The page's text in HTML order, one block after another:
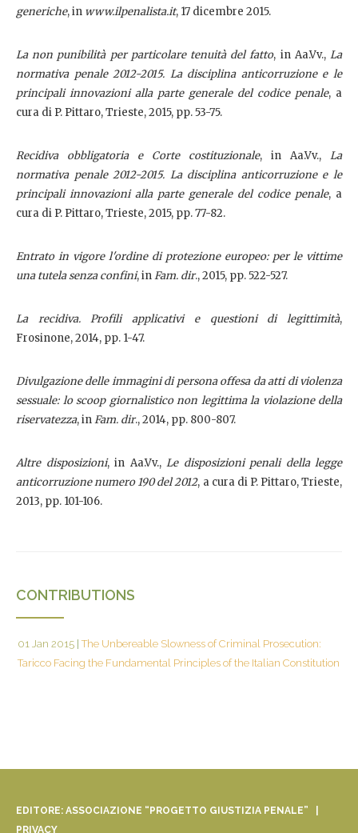
generiche, in www.ilpenalista.it, 17 dicembre 2015.
La non punibilità per particolare tenuità del fatto, in Aa.Vv.,La
normativa penale 2012-2015. La disciplina anticorruzione e le
principali innovazioni alla parte generale del codice penale, a
cura di P. Pittaro, Trieste, 2015, pp. 53-75.
Recidiva obbligatoria e Corte costituzionale, in Aa.Vv., La
normativa penale 2012-2015. La disciplina anticorruzione e le
principali innovazioni alla parte generale del codice penale, a
cura di P. Pittaro, Trieste, 2015, pp. 77-82.
Entrato in vigore l'ordine di protezione europeo: per le vittime
una tutela senza confini, inFam. dir., 2015, pp. 522-527.
La recidiva. Profili applicativi e questioni di legittimità,
Frosinone, 2014, pp. 1-47.
Divulgazione delle immagini di persona offesa da atti di violenza
sessuale: lo scoop giornalistico non legittima la violazione della
riservatezza, inFam. dir., 2014, pp. 800-807.
Altre disposizioni, in Aa.Vv., Le disposizioni penali della legge
anticorruzione numero 190 del 2012, a cura di P. Pittaro, Trieste,
2013, pp. 101-106.
CONTRIBUTIONS
01 Jan 2015 The Unbereable Slowness of Criminal Prosecution:
Taricco Facing the Fundamental Principles of the Italian Constitution
EDITORE: ASSOCIAZIONE “PROGETTO GIUSTIZIA PENALE” |
PRIVACY